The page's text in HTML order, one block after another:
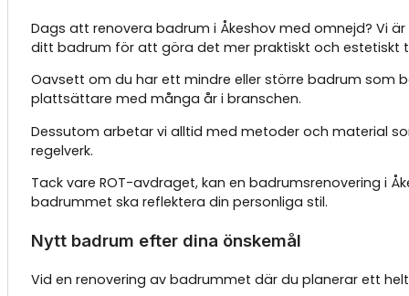
Dags att renovera badrum i Åkeshov med omnejd? Vi
ditt badrum för att göra det mer praktiskt och estetiskt
Oavsett om du har ett mindre eller större badrum som
plattsättare med många år i branschen.
Dessutom arbetar vi alltid med metoder och material
regelverk.
Tack vare ROT-avdraget, kan en badrumsrenovering i
badrummet ska reflektera din personliga stil.
Nytt badrum efter dina önskemål
Vid en renovering av badrummet där du planerar ett